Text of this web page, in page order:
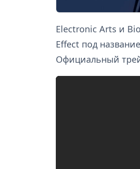
Electronic Arts и
Effect под
Официальный